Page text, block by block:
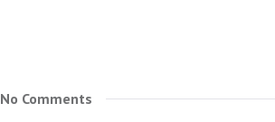
No Comments